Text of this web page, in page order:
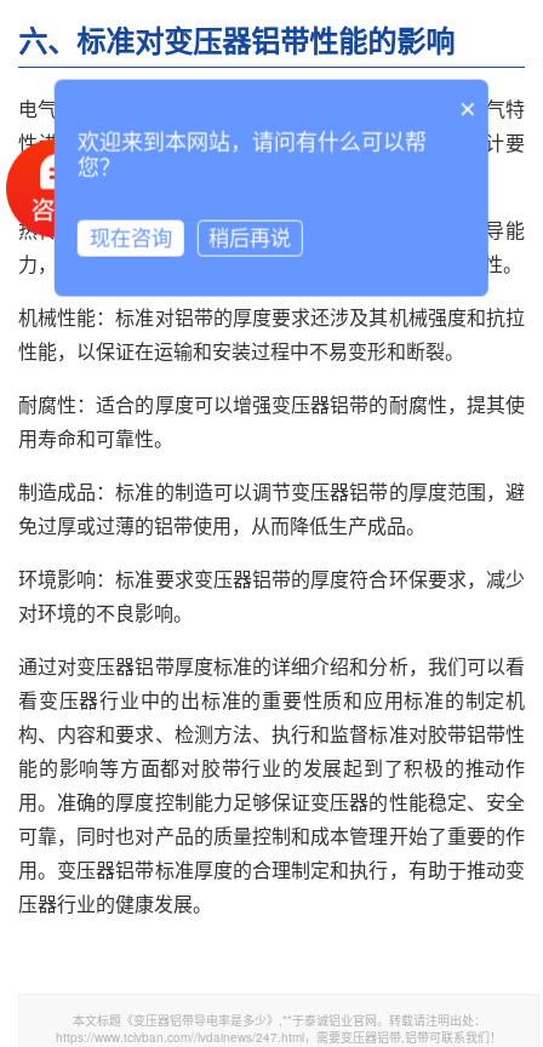
六、标准对变压器铝带性能的影响
电气性能：通过控制变压器铝带的厚度，可以针对其电气特
性进入调节节，如电阻、感应等，以满足变压器的设计要
求。
热传导能力：适当的铝带厚度可以提高变压器的热传导能
力，有效降低温度升高，提高变压器的工作效率和稳定性。
机械性能：标准对铝带的厚度要求还涉及其机械强度和抗拉
性能，以保证在运输和安装过程中不易变形和断裂。
耐腐性：适合的厚度可以增强变压器铝带的耐腐性，提其使
用寿命和可靠性。
制造成品：标准的制造可以调节变压器铝带的厚度范围，避
免过厚或过薄的铝带使用，从而降低生产成品。
环境影响：标准要求变压器铝带的厚度符合环保要求，减少
对环境的不良影响。
通过对变压器铝带厚度标准的详细介绍和分析，我们可以看
看变压器行业中的出标准的重要性质和应用标准的制定机
构、内容和要求、检测方法、执行和监督标准对胶带铝带性
能的影响等方面都对胶带行业的发展起到了积极的推动作
用。准确的厚度控制能力足够保证变压器的性能稳定、安全
可靠，同时也对产品的质量控制和成本管理开始了重要的作
用。变压器铝带标准厚度的合理制定和执行，有助于推动变
压器行业的健康发展。
本文标题《变压器铝带导电率是多少》,**于泰诚铝业官网。转载请注明出处：
https://www.tclvban.com//lvdainews/247.html，需要变压器铝带,铝带可联系我们！
×
欢迎来到本网站，请问有什么可以帮
您？
现在咨询 稍后再说